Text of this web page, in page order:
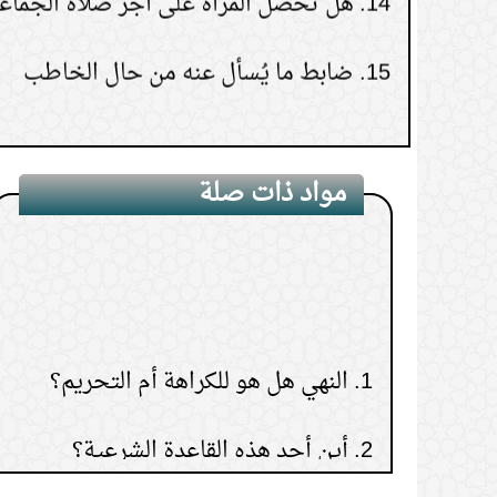
مواد ذات صلة
2. أين أجد هذه القاعدة الشرعية؟
3. العذر بالجهل